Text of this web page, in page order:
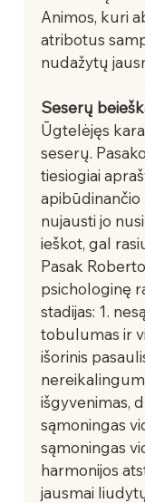
Animos, kuri
atribotus
nudažytų
Seserų
Ūgtelėjęs
seserų.
tiesiogiai
apibūdinančio
nujausti jo
ieškot, gal
Pasak
psichologinę
stadijas: 1.
tobulumas ir
išorinis
išgyvenimas,
sąmoningas
sąmoningas
harmonijos
jausmai